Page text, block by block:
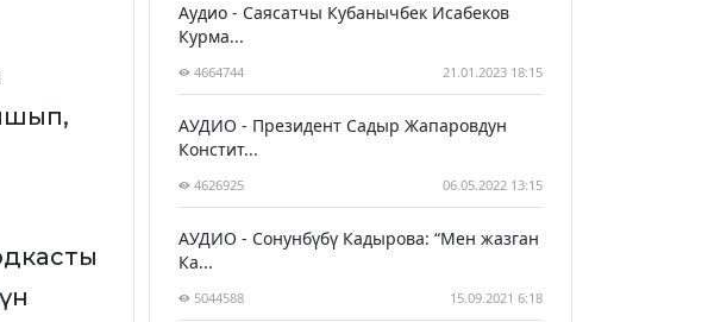
Аудио - Саясатчы Кубанычбек Исабеков
Курма...
4664744 21.01.2023 18:15
АУДИО - Президент Садыр Жапаровдун
Констит...
4626925 06.05.2022 13:15
АУДИО - Сонунбүбү Кадырова: “Мен жазган
Ка...
5044588 15.09.2021 6:18